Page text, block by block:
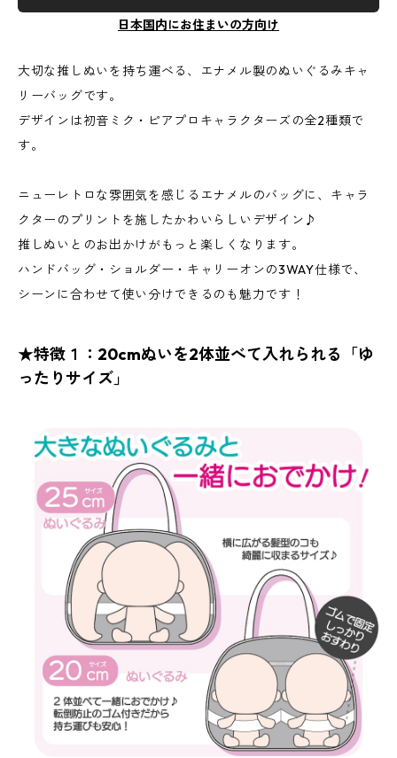
日本国内にお住まいの方向け
大切な推しぬいを持ち運べる、エナメル製のぬいぐるみキャ
リーバッグです。
デザインは初音ミク・ピアプロキャラクターズの全2種類で
す。
ニューレトロな雰囲気を感じるエナメルのバッグに、キャラ
クターのプリントを施したかわいらしいデザイン♪
推しぬいとのお出かけがもっと楽しくなります。
ハンドバッグ・ショルダー・キャリーオンの3WAY仕様で、
シーンに合わせて使い分けできるのも魅力です！
★特徴１：20cmぬいを2体並べて入れられる「ゆ
ったりサイズ」